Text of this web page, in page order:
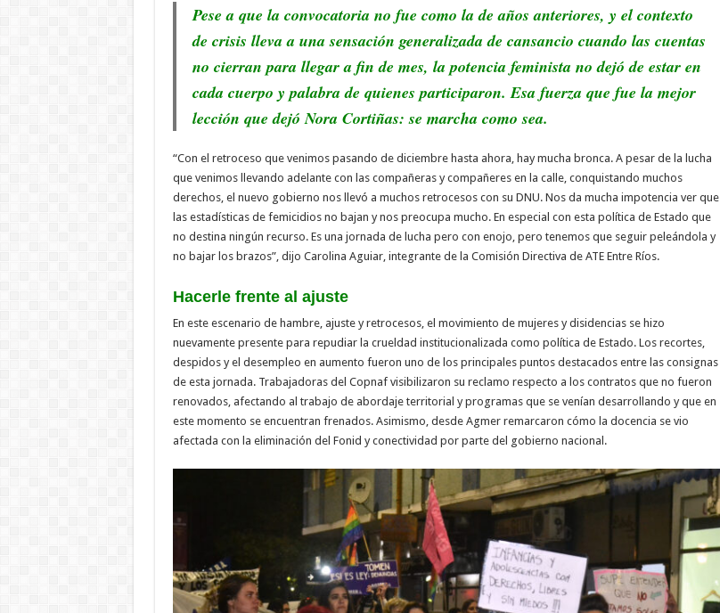
Pese a que la convocatoria no fue como la de años anteriores, y el contexto
de crisis lleva a una sensación generalizada de cansancio cuando las cuentas
no cierran para llegar a fin de mes, la potencia feminista no dejó de estar en
cada cuerpo y palabra de quienes participaron. Esa fuerza que fue la mejor
lección que dejó Nora Cortiñas: se marcha como sea.
“Con el retroceso que venimos pasando de diciembre hasta ahora, hay mucha bronca. A pesar de la lucha
que venimos llevando adelante con las compañeras y compañeres en la calle, conquistando muchos
derechos, el nuevo gobierno nos llevó a muchos retrocesos con su DNU. Nos da mucha impotencia ver que
las estadísticas de femicidios no bajan y nos preocupa mucho. En especial con esta política de Estado que
no destina ningún recurso. Es una jornada de lucha pero con enojo, pero tenemos que seguir peleándola y
no bajar los brazos”, dijo Carolina Aguiar, integrante de la Comisión Directiva de ATE Entre Ríos.
Hacerle frente al ajuste
En este escenario de hambre, ajuste y retrocesos, el movimiento de mujeres y disidencias se hizo
nuevamente presente para repudiar la crueldad institucionalizada como política de Estado. Los recortes,
despidos y el desempleo en aumento fueron uno de los principales puntos destacados entre las consignas
de esta jornada. Trabajadoras del Copnaf visibilizaron su reclamo respecto a los contratos que no fueron
renovados, afectando al trabajo de abordaje territorial y programas que se venían desarrollando y que en
este momento se encuentran frenados. Asimismo, desde Agmer remarcaron cómo la docencia se vio
afectada con la eliminación del Fonid y conectividad por parte del gobierno nacional.